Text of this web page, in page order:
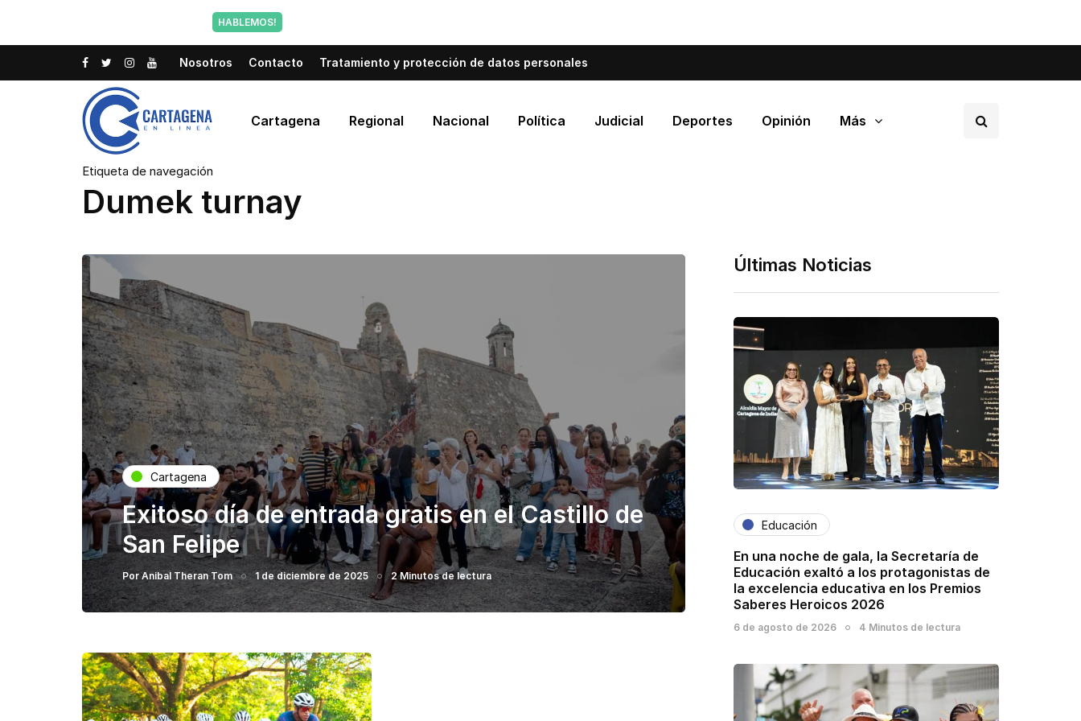
HABLEMOS!
Nosotros Contacto Tratamiento y protección de datos personales
Cartagena Regional Nacional Política Judicial Deportes Opinión Más
Etiqueta de navegación
Dumek turnay
Cartagena
Exitoso día de entrada gratis en el Castillo de
San Felipe
PorAnibal Theran Tom 1 de diciembre de 2025 2 Minutos de lectura
Últimas Noticias
Educación
En una noche de gala, la Secretaría de
Educación exaltó a los protagonistas de
la excelencia educativa en los Premios
Saberes Heroicos 2026
6 de agosto de 2026 4 Minutos de lectura